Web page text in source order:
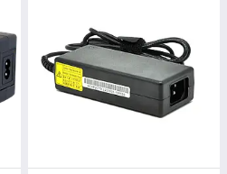
від надійних та
Вся
жорсткий
та міжнародну
що свідчать
Кожен блок
точно